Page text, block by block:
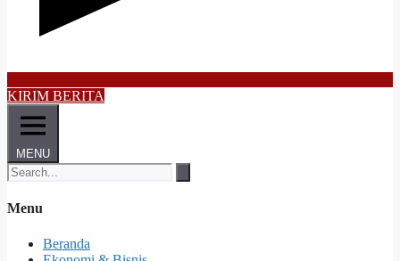
KIRIM BERITA
MENU
Menu
Beranda